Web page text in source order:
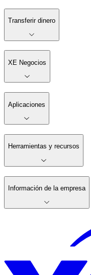
Transferir dinero
XE Negocios
Aplicaciones
Herramientas y recursos
Información de la empresa